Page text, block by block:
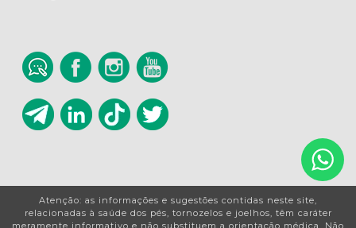
Atenção: as informações e sugestões contidas neste site,
relacionadas à saúde dos pés, tornozelos e joelhos, têm caráter
meramente informativo e não substituem a orientação médica. Não